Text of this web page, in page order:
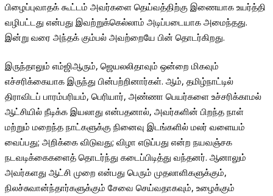
பிழைப்புவாதக் கூட்டம் அவர்களை தெய்வத்திற்கு இணையாக உயர்த்தி
வழிபட்டது என்பது இவற்றுக்கெல்லாம் அடிப்படையாக அமைந்தது.
இன்று வரை அந்தக் கும்பல் அவற்றையே பின் தொடர்கிறது.
இருந்தாலும் எம்ஜிஆரும், ஜெயலலிதாவும் ஒன்றை மிகவும்
எச்சரிக்கையாக இருந்து பின்பற்றினார்கள். ஆம், தமிழ்நாட்டில்
திராவிடப் பாரம்பரியம், பெரியார், அண்ணா பெயர்களை உச்சரிக்காமல்
ஆட்சியில் நீடிக்க இயலாது என்பதனால், அவர்களின் பிறந்த நாள்
மற்றும் மறைந்த நாட்களுக்கு நினைவு இடங்களில் மலர் வளையம்
வைப்பது; அறிக்கை விடுவது; விழா எடுப்பது என்ற நயவஞ்சக
நடவடிக்கைகளைத் தொடர்ந்து கடைப்பிடித்து வந்தனர். ஆனாலும்
அவர்களது ஆட்சி முறை என்பது பெரும் முதலாளிகளுக்கும்,
நிலச்சுவான்ந்தார்களுக்கும் சேவை செய்வதாகவும், உழைக்கும்